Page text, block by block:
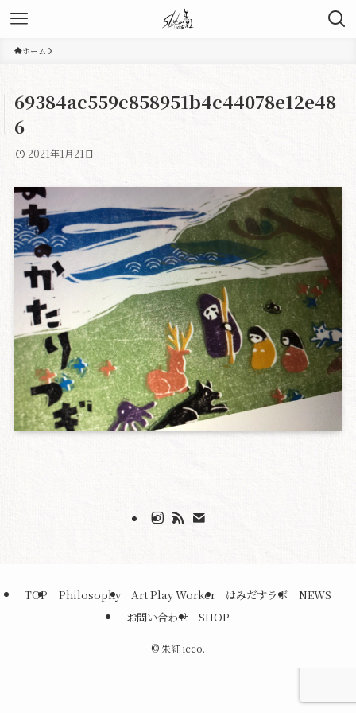
ホーム
69384ac559c858951b4c44078e12e48
6
2021年1月21日
TOP Philosophy Art Play Worker はみだすラボ
NEWS
お問い合わせ
SHOP
©朱紅 icco.